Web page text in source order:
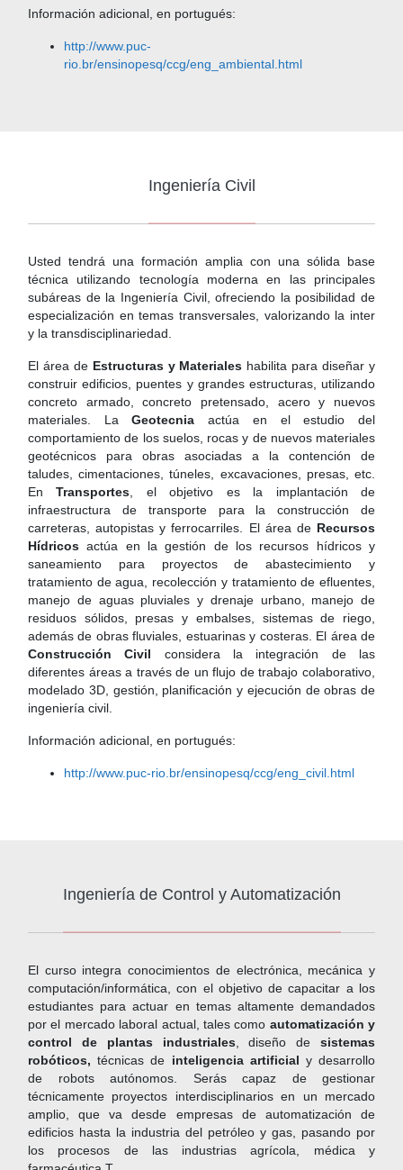
Información adicional, en portugués:
http://www.puc-
rio.br/ensinopesq/ccg/eng_ambiental.html
Ingeniería Civil
Usted tendrá una formación amplia con una sólida base
técnica utilizando tecnología moderna en las principales
subáreas de la Ingeniería Civil, ofreciendo la posibilidad de
especialización en temas transversales, valorizando la inter
y la transdisciplinariedad.
El área deEstructuras y Materiales habilita para diseñar y
construir edificios, puentes y grandes estructuras, utilizando
concreto armado, concreto pretensado, acero y nuevos
materiales. LaGeotecnia actúa en el estudio del
comportamiento de los suelos, rocas y de nuevos materiales
geotécnicos para obras asociadas a la contención de
taludes, cimentaciones, túneles, excavaciones, presas, etc.
EnTransportes , el objetivo es la implantación de
infraestructura de transporte para la construcción de
carreteras, autopistas y ferrocarriles. El área de Recursos
Hídricos actúa en la gestión de los recursos hídricos y
saneamiento para proyectos de abastecimiento y
tratamiento de agua, recolección y tratamiento de efluentes,
manejo de aguas pluviales y drenaje urbano, manejo de
residuos sólidos, presas y embalses, sistemas de riego,
además de obras fluviales, estuarinas y costeras. El área de
Construcción Civil considera la integración de las
diferentes áreas a través de un flujo de trabajo colaborativo,
modelado 3D, gestión, planificación y ejecución de obras de
ingeniería civil.
Información adicional, en portugués:
http://www.puc-rio.br/ensinopesq/ccg/eng_civil.html
Ingeniería de Control y Automatización
El curso integra conocimientos de electrónica, mecánica y
computación/informática, con el objetivo de capacitar a los
estudiantes para actuar en temas altamente demandados
por el mercado laboral actual, tales como automatización y
control de plantas industriales , diseño de sistemas
robóticos, técnicas de inteligencia artificial y desarrollo
de robots autónomos. Serás capaz de gestionar
técnicamente proyectos interdisciplinarios en un mercado
amplio, que va desde empresas de automatización de
edificios hasta la industria del petróleo y gas, pasando por
los procesos de las industrias agrícola, médica y